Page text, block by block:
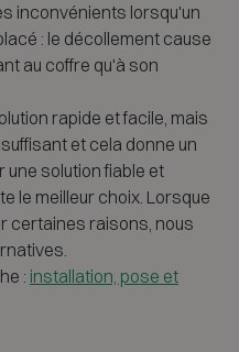
inconvénients lorsqu'un
: le décollement cause
au coffre qu'à son
rapide et facile, mais
et cela donne un
une solution fiable et
le meilleur choix. Lorsque
certaines raisons, nous
: installation, pose et